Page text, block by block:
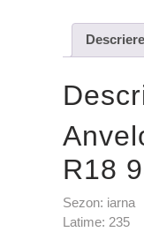
Descriere
R18
Sezon: iarna
Latime: 235